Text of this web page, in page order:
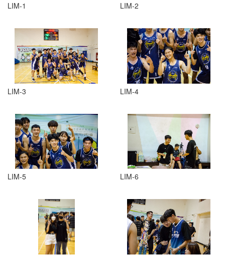
LIM-1 LIM-2
LIM-3 LIM-4
LIM-5 LIM-6